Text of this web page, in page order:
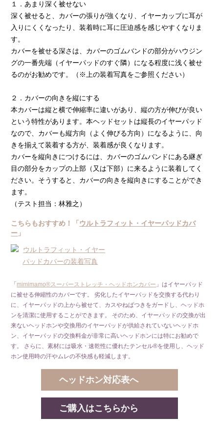
１．あまり深く被せない
深く被せると、カバーの張りが強くなり、イヤーカップに耳が
入りにくくなったり、装着時に耳に圧迫感を感じやすくなりま
す。
カバーを被せる深さは、カバーのゴムバンドの部分がハウジン
グの一番先端（イヤーパッドのすぐ隣）になる程度に浅く被せ
るのがお勧めです。（※上の装着写真をご参照ください）
２．カバーの向きを縦にする
本カバーは縦と横で伸縮率に違いがあり、縦の方が伸びが良い
という特性があります。本ヘッドセットは縦長のイヤーパッド
なので、カバーも縦方向（よく伸びる方向）になるように、向
きを揃えて装着する方が、装着感が良くなります。
カバーを縦向きにつけるには、カバーのゴムバンドにある継ぎ
目の部分をカップの上部（又は下部）に来るように装着してく
ださい。そうすると、カバーの向きを縦向きにすることができ
ます。
（テスト担当：林雅之）
こちらもおすすめ！「 ウルトラフィット・イヤーパッドカバ
ー 」
「 mimimamo®スーパーストレッチ・ヘッドホンカバー 」はイヤーパッド
に被せる伸縮性のカバーです。 劣化したイヤーパッドを交換する代わり
に、イヤーパッドの上から被せて、カスやねばつきをガードし、ヘッドホ
ンを清潔に使用することができます。 そのため、イヤーパッドの交換が出
来ないヘッドホンや交換用のイヤーパッドが供給されていないヘッドホ
ン、イヤーパッドの交換料金が非常に高いヘッドホンには特にお勧めで
す。 さらに、素材には吸水・速乾性に優れたテンセル®を使用し、ヘッド
ホン使用時の汗やムレの不快感も軽減します。
ヘッドホン対応表へ
ご購入はこちらから